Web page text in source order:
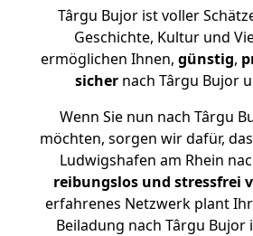
Târgu Bujor ist voller
Geschichte, Kultur und
ermöglichen Ihnen, günstig,
sichernach Târgu Bujor
Wenn Sie nun nach Târgu
möchten, sorgen wir dafür,
Ludwigshafen am Rhein
reibungslos und stressfrei
erfahrenes Netzwerk plant
Beiladung nach Târgu Bujor